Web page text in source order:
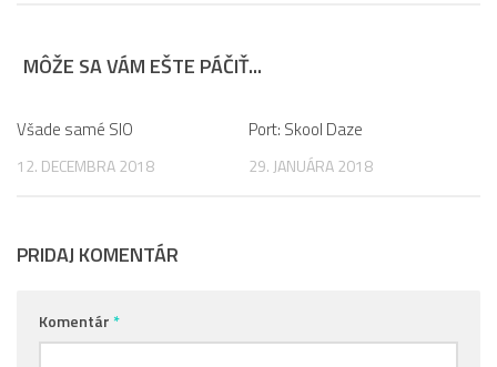
MÔŽE SA VÁM EŠTE PÁČIŤ...
Všade samé SIO
12. DECEMBRA 2018
Port: Skool Daze
29. JANUÁRA 2018
PRIDAJ KOMENTÁR
Komentár*